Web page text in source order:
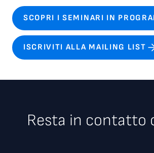
SCOPRI I SEMINARI IN
ISCRIVITI ALLA MAILING LIST
Resta in contatto